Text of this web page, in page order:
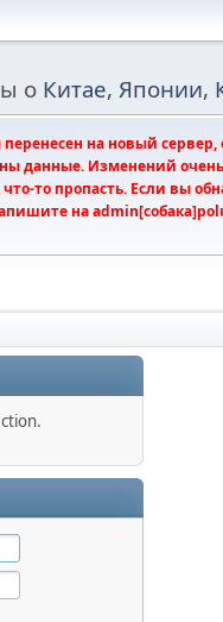
о Китае, Японии,
на новый
данные. Изменений очень
что-то пропасть. Если вы
на